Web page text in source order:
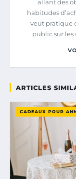
allant des
habitudes
veut pratique
public sur les
ARTICLES
CADEAUX POUR